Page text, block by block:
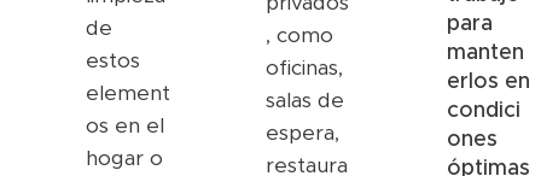
de
estos
element
os en el
hogar o
, como
oficinas,
salas de
espera,
restaura
para
manten
erlos en
condici
ones
óptimas